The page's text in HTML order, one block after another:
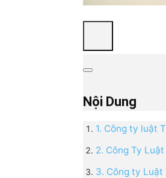
Nội Dung
1. Công ty luật
2. Công Ty
3. Công ty Luật